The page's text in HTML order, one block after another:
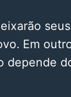
Em
depende